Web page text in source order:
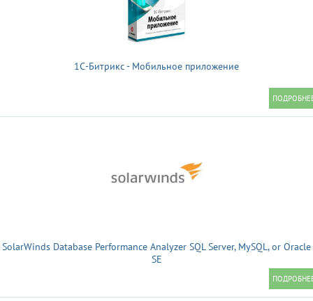
1С-Битрикс - Мобильное приложение
SolarWinds Database Performance Analyzer SQL Server, MySQL, or Oracle
SE